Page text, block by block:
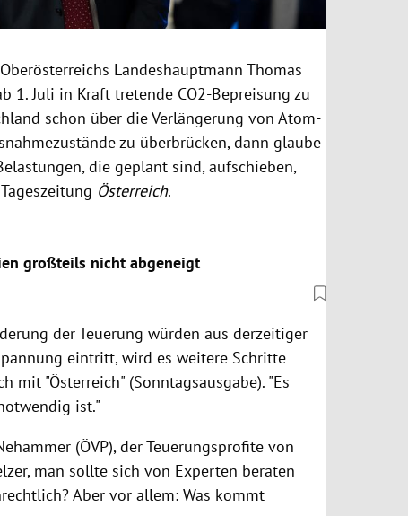
Landeshauptmann Thomas
1. Juli in Kraft tretende CO2-Bepreisung zu
schon über die Verlängerung von Atom-
zu überbrücken, dann glaube
die geplant sind, aufschieben,
Österreich.
großteils nicht abgeneigt
der Teuerung würden aus derzeitiger
eintritt, wird es weitere Schritte
mit "Österreich" (Sonntagsausgabe). "Es
ist."
(ÖVP), der Teuerungsprofite von
man sollte sich von Experten beraten
Aber vor allem: Was kommt